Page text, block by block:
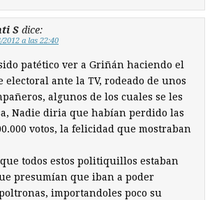
S dice:
2012 a las 22:40
patético ver a Griñán haciendo el
ante la TV, rodeado de unos
algunos de los cuales se les
Nadie diria que habían perdido las
votos, la felicidad que mostraban
todos estos politiquillos estaban
presumían que iban a poder
importandoles poco su